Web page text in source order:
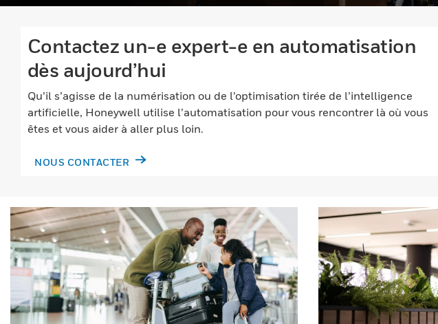
Contactez un-e expert-e en automatisation
dès aujourd’hui
Qu’il s’agisse de la numérisation ou de l’optimisation tirée de l’intelligence
artificielle, Honeywell utilise l’automatisation pour vous rencontrer là où vous
êtes et vous aider à aller plus loin.
NOUS CONTACTER